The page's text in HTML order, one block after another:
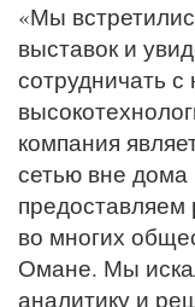
«Мы
выставок и
сотрудничать с
компания
сетью вне
во многих
Омане. Мы
аналитику и